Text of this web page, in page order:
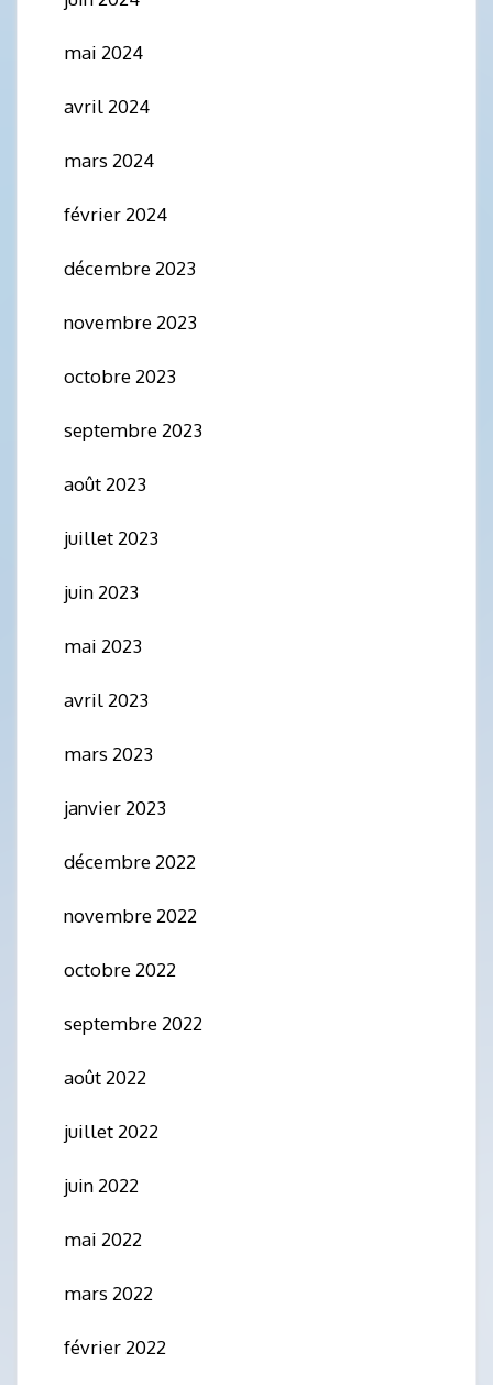
mai 2024
avril 2024
mars 2024
février 2024
décembre 2023
novembre 2023
octobre 2023
septembre 2023
août 2023
juillet 2023
juin 2023
mai 2023
avril 2023
mars 2023
janvier 2023
décembre 2022
novembre 2022
octobre 2022
septembre 2022
août 2022
juillet 2022
juin 2022
mai 2022
mars 2022
février 2022